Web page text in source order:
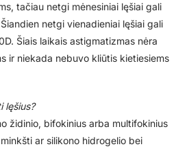
tačiau netgi mėnesiniai lęšiai gali
netgi vienadieniai lęšiai gali
Šiais laikais astigmatizmas nėra
ir niekada nebuvo kliūtis kietiesiems
lęšius?
židinio, bifokinius arba multifokinius
ar silikono hidrogelio bei